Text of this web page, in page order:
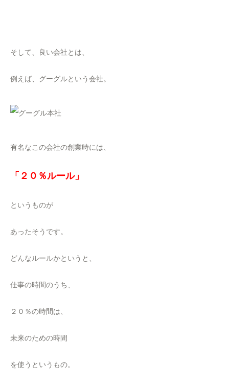
そして、良い会社とは、
例えば、グーグルという会社。
有名なこの会社の創業時には、
「２０％ルール」
というものが
あったそうです。
どんなルールかというと、
仕事の時間のうち、
２０％の時間は、
未来のための時間
を使うというもの。